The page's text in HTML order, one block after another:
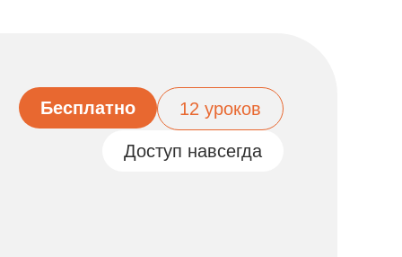
Бесплатно 12 уроков
Доступ навсегда